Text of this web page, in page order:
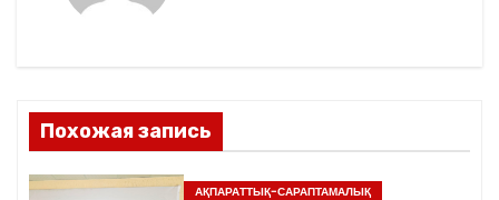
и
я
Похожая запись
АҚПАРАТТЫҚ-САРАПТАМАЛЫҚ